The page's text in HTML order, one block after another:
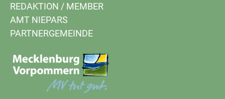
REDAKTION / MEMBER
AMT NIEPARS
PARTNERGEMEINDE